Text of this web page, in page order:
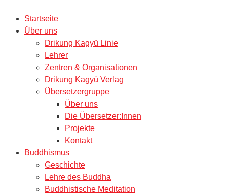
Startseite
Über uns
Drikung Kagyü Linie
Lehrer
Zentren & Organisationen
Drikung Kagyü Verlag
Übersetzergruppe
Über uns
Die Übersetzer:Innen
Projekte
Kontakt
Buddhismus
Geschichte
Lehre des Buddha
Buddhistische Meditation